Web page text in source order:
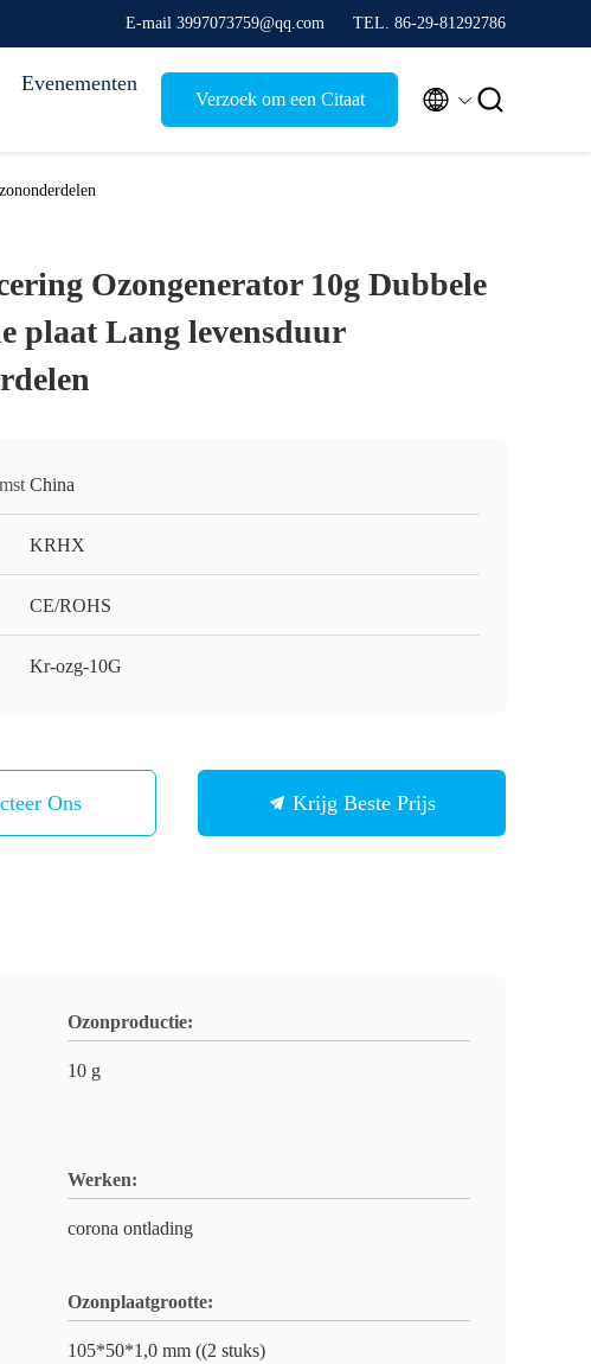
E-mail 3997073759@qq.com TEL. 86-29-81292786
Evenementen
Verzoek om een Citaat  
Ozongenerator 10g Dubbele
plaat Lang levensduur
China
KRHX
CE/ROHS
Kr-ozg-10G
Ons Krijg Beste Prijs
Ozonproductie:
10 g
Werken:
corona ontlading
Ozonplaatgrootte:
105*50*1,0 mm ((2 stuks)